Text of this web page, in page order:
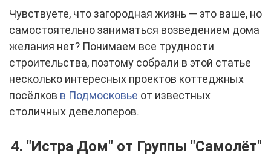
Чувствуете, что загородная жизнь — это ваше, но
самостоятельно заниматься возведением дома
желания нет? Понимаем все трудности
строительства, поэтому собрали в этой статье
несколько интересных проектов коттеджных
посёлков в Подмосковье от известных
столичных девелоперов.
4. "Истра Дом" от Группы "Самолёт"